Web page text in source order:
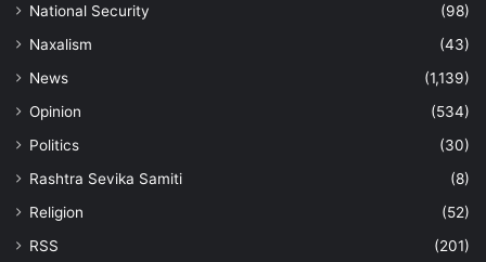
National Security
(98)
Naxalism
(43)
News
(1,139)
Opinion
(534)
Politics
(30)
Rashtra Sevika Samiti
(8)
Religion
(52)
RSS
(201)